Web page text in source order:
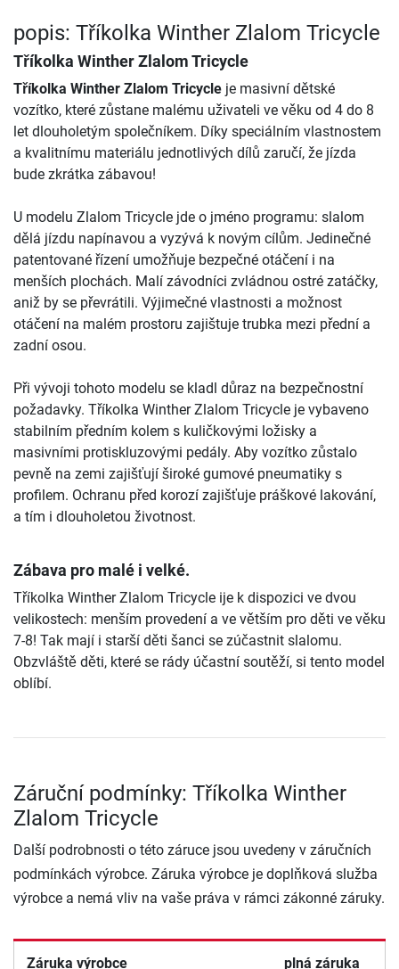
popis: Tříkolka Winther Zlalom Tricycle
Tříkolka Winther Zlalom Tricycle
Tříkolka Winther Zlalom Tricycle je masivní dětské
vozítko, které zůstane malému uživateli ve věku od 4 do 8
let dlouholetým společníkem. Díky speciálním vlastnostem
a kvalitnímu materiálu jednotlivých dílů zaručí, že jízda
bude zkrátka zábavou!
U modelu Zlalom Tricycle jde o jméno programu: slalom
dělá jízdu napínavou a vyzývá k novým cílům. Jedinečné
patentované řízení umožňuje bezpečné otáčení i na
menších plochách. Malí závodníci zvládnou ostré zatáčky,
aniž by se převrátili. Výjimečné vlastnosti a možnost
otáčení na malém prostoru zajištuje trubka mezi přední a
zadní osou.
Při vývoji tohoto modelu se kladl důraz na bezpečnostní
požadavky. Tříkolka Winther Zlalom Tricycle je vybaveno
stabilním předním kolem s kuličkovými ložisky a
masivními protiskluzovými pedály. Aby vozítko zůstalo
pevně na zemi zajišťují široké gumové pneumatiky s
profilem. Ochranu před korozí zajišťuje práškové lakování,
a tím i dlouholetou životnost.
Zábava pro malé i velké.
Tříkolka Winther Zlalom Tricycle ije k dispozici ve dvou
velikostech: menším provedení a ve větším pro děti ve věku
7-8! Tak mají i starší děti šanci se zúčastnit slalomu.
Obzvláště děti, které se rády účastní soutěží, si tento model
oblíbí.
Záruční podmínky: Tříkolka Winther
Zlalom Tricycle
Další podrobnosti o této záruce jsou uvedeny v záručních
podmínkách výrobce. Záruka výrobce je doplňková služba
výrobce a nemá vliv na vaše práva v rámci zákonné záruky.
Záruka výrobce plná záruka